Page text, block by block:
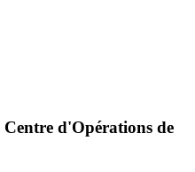
d'Opérations de